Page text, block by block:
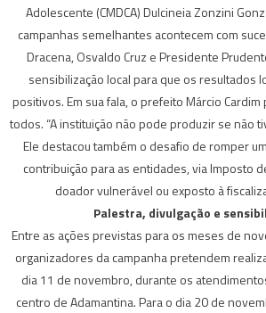
Adolescente (CMDCA) Dulcineia Zonzini
campanhas semelhantes acontecem com
Dracena, Osvaldo Cruz e Presidente
sensibilização local para que os resultados
positivos. Em sua fala, o prefeito Márcio
todos. “A instituição não pode produzir se não
Ele destacou também o desafio de romper
contribuição para as entidades, via Imposto
doador vulnerável ou exposto à
Palestra, divulgação e
Entre as ações previstas para os meses de
organizadores da campanha pretendem
dia 11 de novembro, durante os
centro de Adamantina. Para o dia 20 de